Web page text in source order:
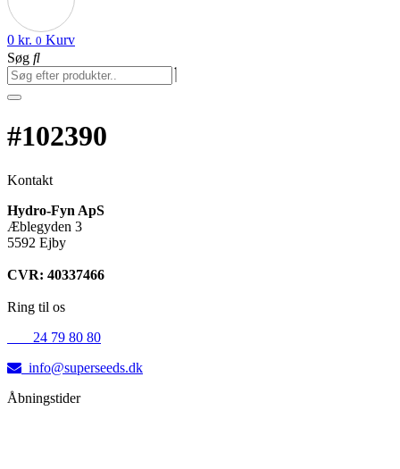
0 kr. 0 Kurv
Søg
#102390
Kontakt
Hydro-Fyn ApS
Æblegyden 3
5592 Ejby
CVR: 40337466
Ring til os
24 79 80 80
info@superseeds.dk
Åbningstider